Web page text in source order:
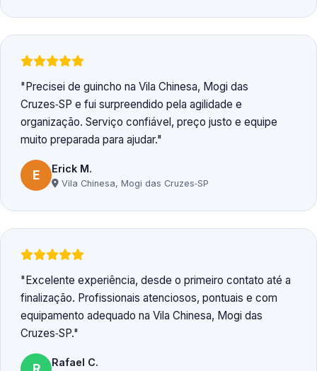
Precisei de guincho na Vila Chinesa, Mogi das
Cruzes‑SP e fui surpreendido pela agilidade e
organização. Serviço confiável, preço justo e equipe
muito preparada para ajudar.
E Erick M.
Vila Chinesa, Mogi das Cruzes‑SP
Excelente experiência, desde o primeiro contato até a
finalização. Profissionais atenciosos, pontuais e com
equipamento adequado na Vila Chinesa, Mogi das
Cruzes‑SP.
Rafael C.